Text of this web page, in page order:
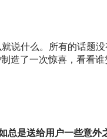
说什么。所有的话题
了一次惊喜，看看
是送给用户一些意